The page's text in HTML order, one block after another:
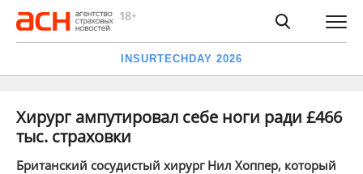
INSURTECHDAY 2026
Хирург ампутировал себе ноги ради £466
тыс. страховки
Британский сосудистый хирург Нил Хоппер, который